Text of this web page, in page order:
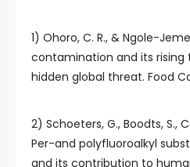
1) Ohoro, C. R., & Ngole-
contamination and its rising
hidden global threat. Food
2) Schoeters, G., Boodts, S.,
Per-and polyfluoroalkyl
and its contribution to